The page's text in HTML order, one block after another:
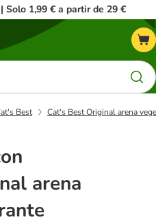
Solo 1,99 € a partir de 29 €
Best Cat's Best Original arena
arena